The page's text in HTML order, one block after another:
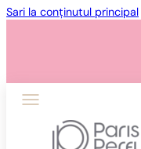
Sari la conținutul principal